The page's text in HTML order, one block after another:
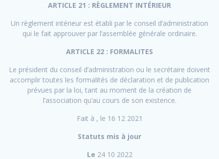
ARTICLE 21 : RÈGLEMENT INTÉRIEUR
Un règlement intérieur est établi par le conseil d’administration
qui le fait approuver par l’assemblée générale ordinaire.
ARTICLE 22 : FORMALITES
Le président du conseil d’administration ou le secrétaire doivent
accomplir toutes les formalités de déclaration et de publication
prévues par la loi, tant au moment de la création de
l’association qu’au cours de son existence.
Fait à , le 16 12 2021
Statuts mis à jour
Le 24 10 2022